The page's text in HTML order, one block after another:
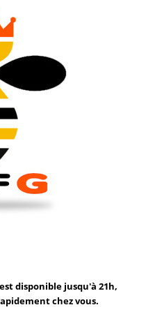
disponible jusqu'à 21h,
chez vous.